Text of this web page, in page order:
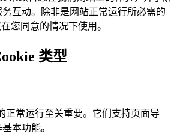
互动。除非是网站正常运行所必需的
您同意的情况下使用。
类型
正常运行至关重要。它们支持页面导
本功能。